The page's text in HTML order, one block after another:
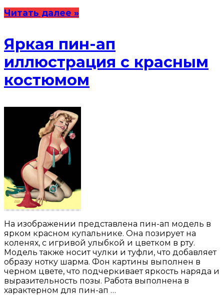
Читать далее »
Яркая пин-ап
иллюстрация с красным
костюмом
На изображении представлена пин-ап модель в
ярком красном купальнике. Она позирует на
коленях, с игривой улыбкой и цветком в рту.
Модель также носит чулки и туфли, что добавляет
образу нотку шарма. Фон картины выполнен в
черном цвете, что подчеркивает яркость наряда и
выразительность позы. Работа выполнена в
характерном для пин-ап …